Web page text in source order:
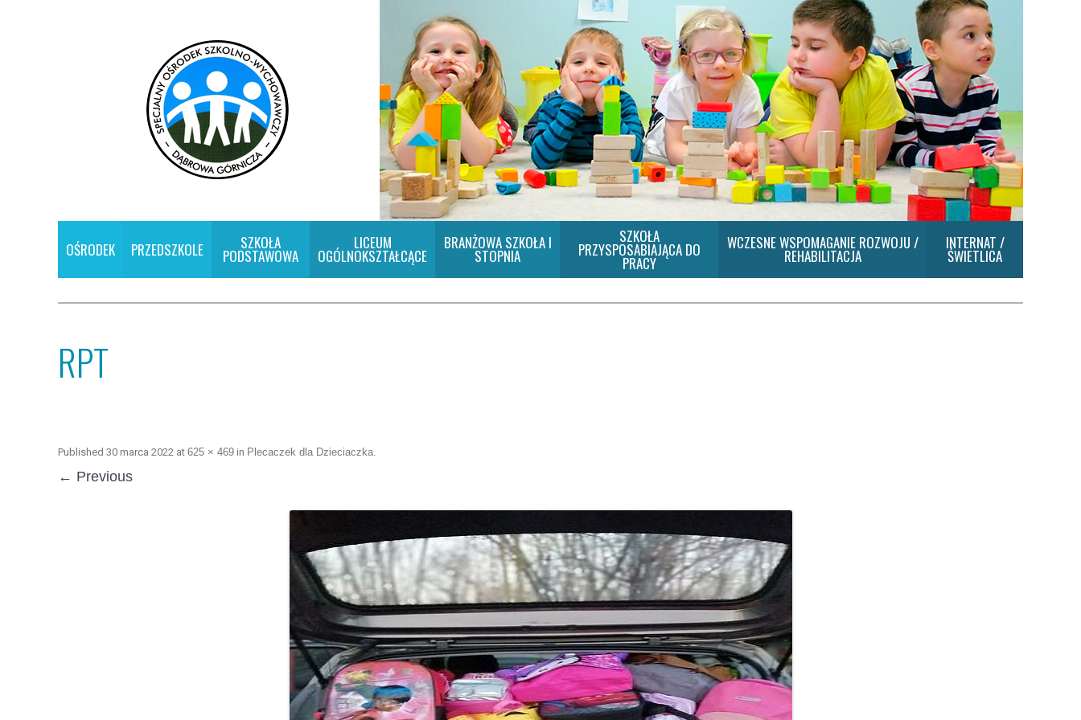
OŚRODEK PRZEDSZKOLE SZKOŁA
PODSTAWOWA
LICEUM
OGÓLNOKSZTAŁCĄCE
BRANŻOWA SZKOŁA I
STOPNIA
SZKOŁA
PRZYSPOSABIAJĄCA DO
PRACY
WCZESNE WSPOMAGANIE ROZWOJU /
REHABILITACJA
INTERNAT /
ŚWIETLICA
RPT
Published 30 marca 2022 at 625 × 469 in Plecaczek dla Dzieciaczka.
← Previous